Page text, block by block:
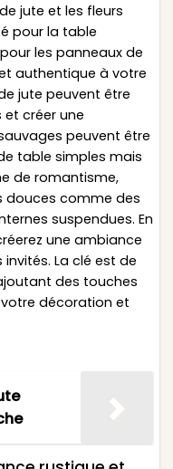
jute et les fleurs
pour la table
les panneaux de
authentique à votre
jute peuvent être
et créer une
peuvent être
table simples mais
de romantisme,
douces comme des
suspendues. En
une ambiance
La clé est de
des touches
décoration et